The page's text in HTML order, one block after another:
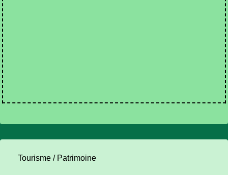
Tourisme / Patrimoine